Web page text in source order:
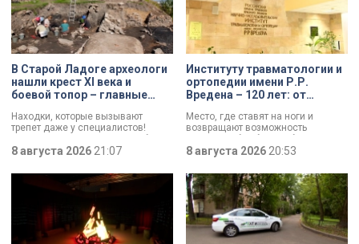
В Старой Ладоге археологи
нашли крест XI века и
боевой топор – главные
Находки, которые вызывают
трепет даже у специалистов!
Нательный крест возрастом более
тысячи лет и боевой топор – вот
главные трофеи археологической
экспедиции в Старой Ладоге в
8 августа 2026 21:07
Институту травматологии и
ортопедии имени Р.Р.
Вредена – 120 лет: от
до передового
медицинского центра
Место, где ставят на ноги и
возвращают возможность
двигаться без боли. Юбилей
отмечает Институт травматологии
и ортопедии имени Р.Р. Вредена.
8 августа 2026 20:53